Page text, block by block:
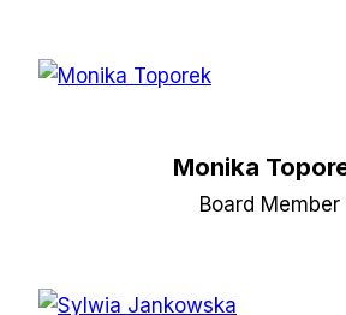
Monika
Board Member